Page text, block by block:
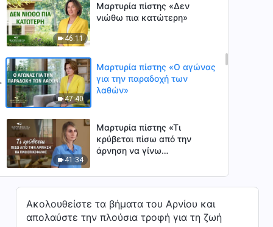
46:11
Μαρτυρία πίστης «Δεν
νιώθω πια κατώτερη»
47:40
Μαρτυρία πίστης «Ο αγώνας
για την παραδοχή των
λαθών»
41:34
Μαρτυρία πίστης «Τι
κρύβεται πίσω από την
άρνηση να γίνω
40:21
Μαρτυρία πίστης «Ο λόγος
που ήμουν τόσο
απασχολημένος»
Ακολουθείστε τα βήματα του Αρνίου και
απολαύστε την πλούσια τροφή για τη ζωή